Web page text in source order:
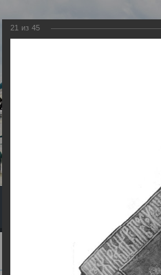
21 из 45